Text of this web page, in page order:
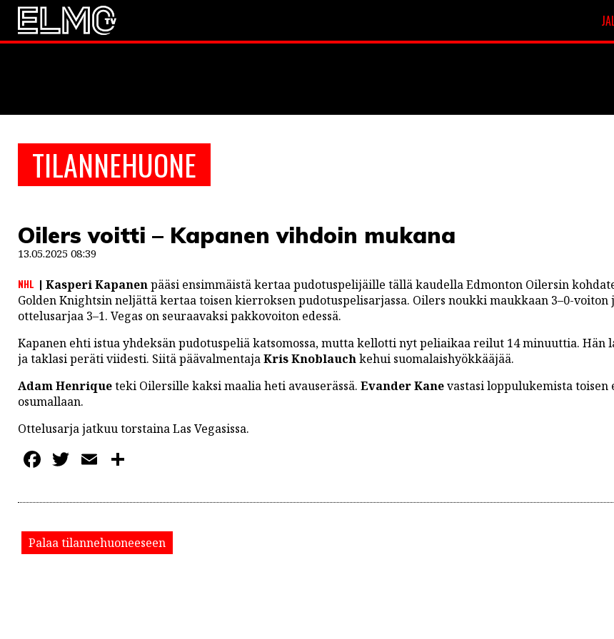
TILANNEHUONE
Oilers voitti – Kapanen vihdoin mukana
13.05.2025 08:39
NHL Kasperi Kapanenpääsi ensimmäistä kertaa pudotuspelijäille tällä kaudella Edmonton Oilersin
Golden Knightsin neljättä kertaa toisen kierroksen pudotuspelisarjassa. Oilers noukki maukkaan 3–0-voiton
ottelusarjaa 3–1. Vegas on seuraavaksi pakkovoiton edessä.
Kapanen ehti istua yhdeksän pudotuspeliä katsomossa, mutta kellotti nyt peliaikaa reilut 14 minuuttia. Hän
ja taklasi peräti viidesti. Siitä päävalmentajaKris Knoblauchkehui suomalaishyökkääjää.
Adam Henriqueteki Oilersille kaksi maalia heti avauserässä. Evander Kanevastasi loppulukemista toisen
osumallaan.
Ottelusarja jatkuu torstaina Las Vegasissa.
Facebook
Twitter
Email
Palaa tilannehuoneeseen
JALKAPALLO
EM2021
JÄÄKIEKKO
PESÄPALLO
LINTU VAI KALA
46 DENTON ROAD
VIDEOT
PODCASTIT
KOLUMNIT